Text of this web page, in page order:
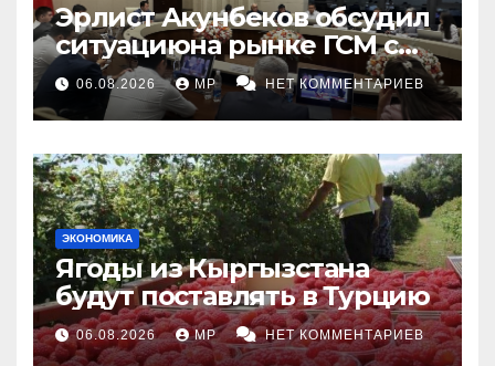
Эрлист Акунбеков обсудил
ситуациюна рынке ГСМ с
топливными компаниями
06.08.2026 MP НЕТ КОММЕНТАРИЕВ
ЭКОНОМИКА
Ягоды из Кыргызстана
будут поставлять в Турцию
06.08.2026 MP НЕТ КОММЕНТАРИЕВ